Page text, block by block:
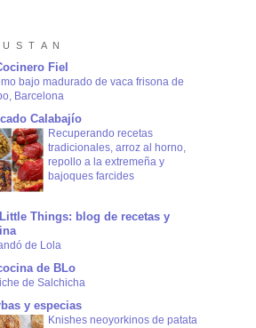
S T A N
Fiel
bajo madurado de vaca frisona de
Barcelona
Calabajío
Recuperando recetas
tradicionales, arroz al horno,
repollo a la extremeña y
bajoques farcides
Things: blog de recetas y
de Lola
de BLo
de Salchicha
y especias
Knishes neoyorkinos de patata